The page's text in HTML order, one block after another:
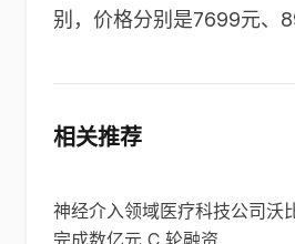
别，价格分别是7699元、
相关推荐
神经介入领域医疗科技公司沃
完成数亿元 C 轮融资